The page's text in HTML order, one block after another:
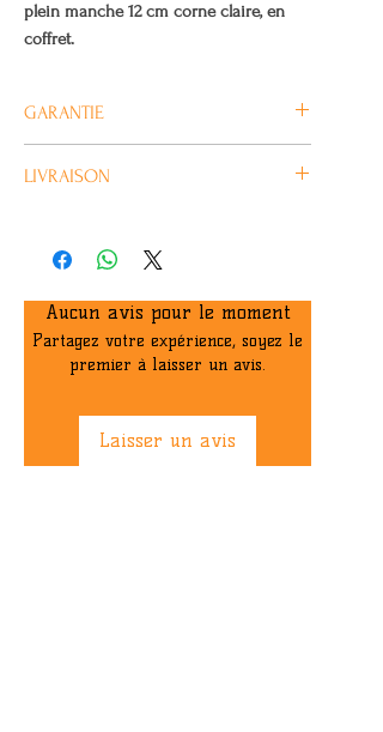
plein manche 12 cm corne claire, en
coffret.
GARANTIE
DOZORME sont garantis 2 ans.
LIVRAISON
ouvrés.
Aucun avis pour le moment
Partagez votre expérience, soyez le
premier à laisser un avis.
Laisser un avis